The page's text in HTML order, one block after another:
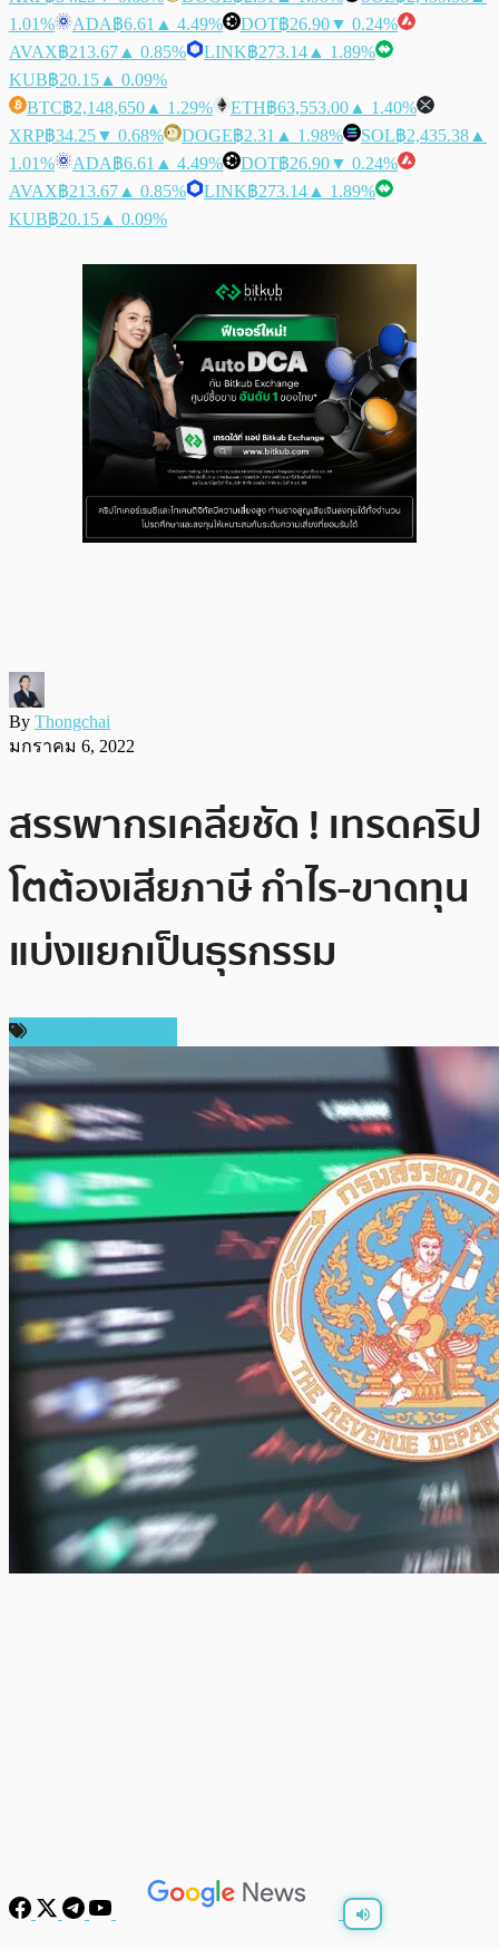
1.01%
ADA฿6.61 ▲ 4.49% DOT฿26.90▼ 0.24%
AVAX฿213.67 ▲ 0.85% LINK฿273.14 ▲ 1.89%
KUB฿20.15 ▲ 0.09%
BTC฿2,148,650 ▲ 1.29% ETH฿63,553.00 ▲ 1.40%
XRP฿34.25▼ 0.68% DOGE฿2.31 ▲ 1.98% SOL฿2,435.38 ▲
1.01%
ADA฿6.61 ▲ 4.49% DOT฿26.90▼ 0.24%
AVAX฿213.67 ▲ 0.85% LINK฿273.14 ▲ 1.89%
KUB฿20.15 ▲ 0.09%
By Thongchai
มกราคม 6, 2022
สรรพากรเคลียชัด ! เทรดคริป
โตต้องเสียภาษี กำไร-ขาดทุน
แบ่งแยกเป็นธุรกรรม